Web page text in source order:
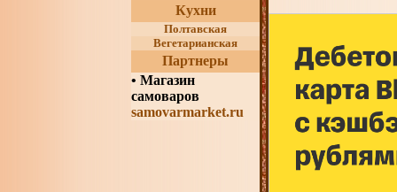
Кухни
Полтавская
Вегетарианская
Партнеры
• Магазин
самоваров
samovarmarket.ru